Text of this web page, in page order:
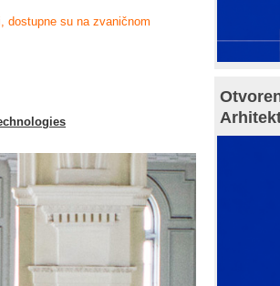
dostupne su na zvaničnom